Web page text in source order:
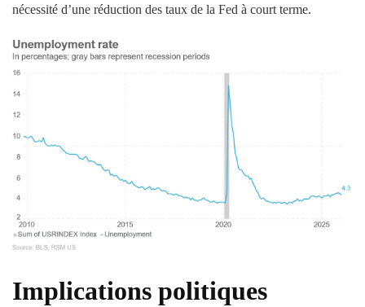
nécessité d’une réduction des taux de la Fed à court terme.
Implications politiques